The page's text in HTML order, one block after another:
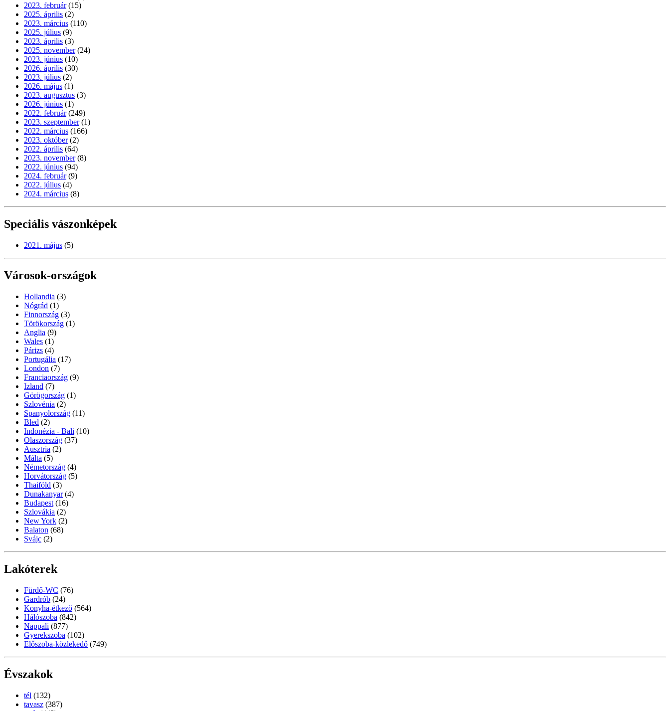
2023. február (15)
2025. április (2)
2023. március (110)
2025. július (9)
2023. április (3)
2025. november (24)
2023. június (10)
2026. április (30)
2023. július (2)
2026. május (1)
2023. augusztus (3)
2026. június (1)
2022. február (249)
2023. szeptember (1)
2022. március (166)
2023. október (2)
2022. április (64)
2023. november (8)
2022. június (94)
2024. február (9)
2022. július (4)
2024. március (8)
Speciális vászonképek
2021. május (5)
Városok-országok
Hollandia (3)
Nógrád (1)
Finnország (3)
Törökország (1)
Anglia (9)
Wales (1)
Párizs (4)
Portugália (17)
London (7)
Franciaország (9)
Izland (7)
Görögország (1)
Szlovénia (2)
Spanyolország (11)
Bled (2)
Indonézia - Bali (10)
Olaszország (37)
Ausztria (2)
Málta (5)
Németország (4)
Horvátország (5)
Thaiföld (3)
Dunakanyar (4)
Budapest (16)
Szlovákia (2)
New York (2)
Balaton (68)
Svájc (2)
Lakóterek
Fürdő-WC (76)
Gardrób (24)
Konyha-étkező (564)
Hálószoba (842)
Nappali (877)
Gyerekszoba (102)
Előszoba-közlekedő (749)
Évszakok
tél (132)
tavasz (387)